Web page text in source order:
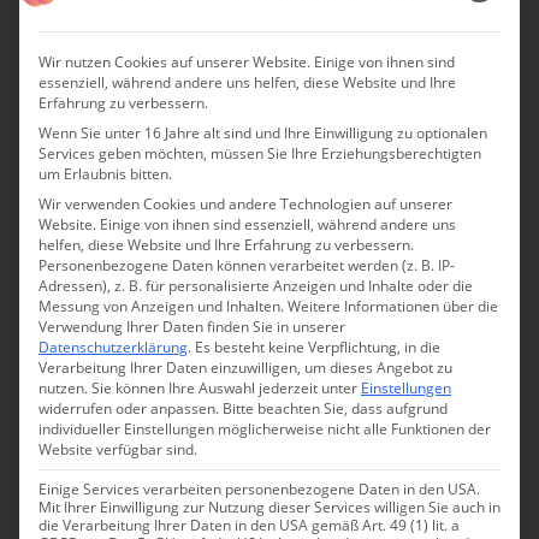
Bei einem Besuch
erlebt man eine Zeitreise von der
modernen Salzgewinnung über die barocke Zeit bis hin
zu den keltischen Ursprüngen. Besonders
beeindruckend ist die Verkostung im Innern des Berges -
ein Erlebnis für alle Sinne.
In Erinnerung bleibt auch bei allen Besuchern die
Floßfahrt auf dem unterirdischen Salzsee, bei der man
die einzige Staatsgrenze Europas tief unter der Erde
überquert.
Wir nutzen Cookies auf unserer Website. Einige von ihnen sind
essenziell, während andere uns helfen, diese Website und Ihre
Erfahrung zu verbessern.
Wenn Sie unter 16 Jahre alt sind und Ihre Einwilligung zu optionalen
Services geben möchten, müssen Sie Ihre Erziehungsberechtigten
um Erlaubnis bitten.
Wir verwenden Cookies und andere Technologien auf unserer
Website. Einige von ihnen sind essenziell, während andere uns
helfen, diese Website und Ihre Erfahrung zu verbessern.
Personenbezogene Daten können verarbeitet werden (z. B. IP-
Adressen), z. B. für personalisierte Anzeigen und Inhalte oder die
Messung von Anzeigen und Inhalten.Weitere Informationen über die
Verwendung Ihrer Daten finden Sie in unserer
Datenschutzerklärung. Es besteht keine Verpflichtung, in die
Verarbeitung Ihrer Daten einzuwilligen, um dieses Angebot zu
nutzen.Sie können Ihre Auswahl jederzeit unter Einstellungen
widerrufen oder anpassen. Bitte beachten Sie, dass aufgrund
individueller Einstellungen möglicherweise nicht alle Funktionen der
Website verfügbar sind.
Einige Services verarbeiten personenbezogene Daten in den USA.
Mit Ihrer Einwilligung zur Nutzung dieser Services willigen Sie auch in
die Verarbeitung Ihrer Daten in den USA gemäß Art. 49 (1) lit. a